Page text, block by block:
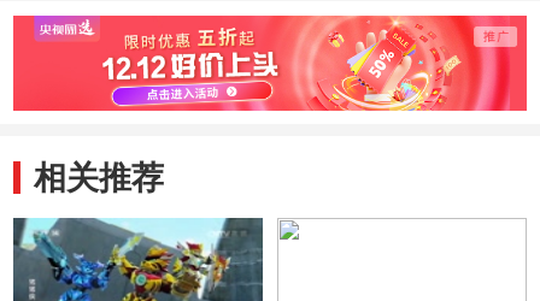
不悟
花明
相关推荐